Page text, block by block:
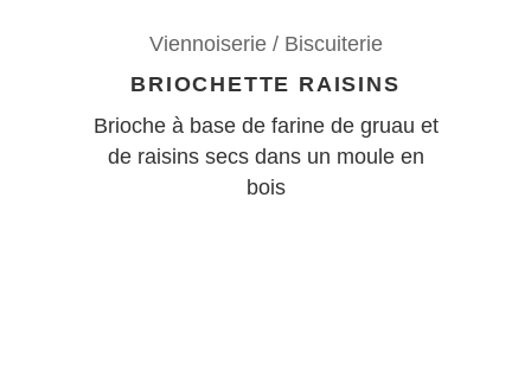
Viennoiserie / Biscuiterie
BRIOCHETTE RAISINS
Brioche à base de farine de gruau et
de raisins secs dans un moule en
bois